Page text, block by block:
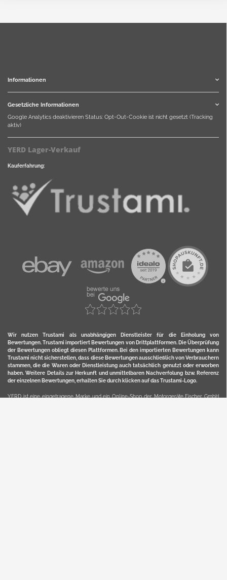
Informationen
Gesetzliche Informationen
Google Analytics deaktivieren Status: Opt-Out-Cookie ist nicht gesetzt (Tracking
aktiv)
YERD Lager-Verkauf
Kauferfahrung:
Wir nutzen Trustami als unabhängigen Dienstleister für die Einholung von
Bewertungen. Trustami importiert Bewertungen von Drittplattformen. Die Überprüfung
der Bewertungen obliegt diesen Plattformen. Bei den importierten Bewertungen kann
Trustami nicht sicherstellen, dass diese Bewertungen ausschließlich von Verbrauchern
stammen, die die Waren oder Dienstleistung auch tatsächlich genutzt oder erworben
haben. Weitere Details zur Herkunft und unmittelbaren Nachverfolung bzw. Referenz
der einzelnen Bewertungen, erhalten Sie durch klicken auf das Trustami-Logo.
YERD ist eine eingetragene Marke und ein Online-Shop der Motorgeräte Fischer GmbH